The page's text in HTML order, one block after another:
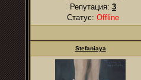
Репутация: 3
Статус: Offline
Stefaniaya